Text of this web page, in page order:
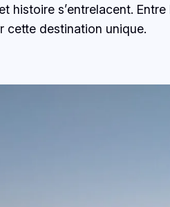
s’entrelacent.
cette destination unique.